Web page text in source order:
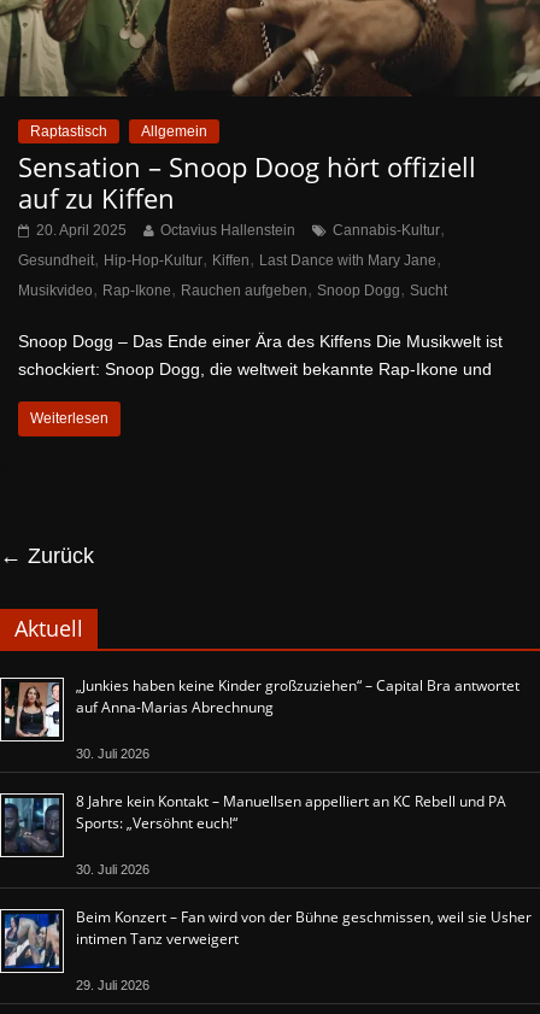
Raptastisch Allgemein
Sensation – Snoop Doog hört offiziell
auf zu Kiffen
20. April 2025 Octavius Hallenstein Cannabis-Kultur,
Gesundheit, Hip-Hop-Kultur, Kiffen, Last Dance with Mary Jane,
Musikvideo, Rap-Ikone, Rauchen aufgeben, Snoop Dogg, Sucht
Snoop Dogg – Das Ende einer Ära des Kiffens Die Musikwelt ist
schockiert: Snoop Dogg, die weltweit bekannte Rap-Ikone und
Weiterlesen
← Zurück
Aktuell
„Junkies haben keine Kinder großzuziehen“ – Capital Bra antwortet
auf Anna-Marias Abrechnung
30. Juli 2026
8 Jahre kein Kontakt – Manuellsen appelliert an KC Rebell und PA
Sports: „Versöhnt euch!“
30. Juli 2026
Beim Konzert – Fan wird von der Bühne geschmissen, weil sie Usher
intimen Tanz verweigert
29. Juli 2026